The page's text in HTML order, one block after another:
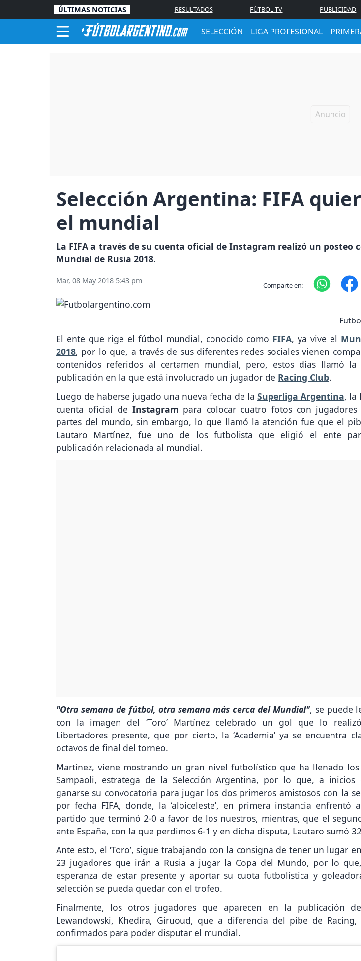
ÚLTIMAS NOTICIAS RESULTADOS FÚTBOL TV PUBLICIDAD
SELECCIÓN LIGA PROFESIONAL
Selección Argentina: FIFA
el mundial
La FIFA a través de su cuenta oficial de Instagram realizó un
Mundial de Rusia 2018.
Mar, 08 May 2018 5:43 pm Comparte en:
El ente que rige el fútbol mundial, conocido como FIFA, ya vive el
2018, por lo que, a través de sus diferentes redes sociales vienen
contenidos referidos al certamen mundial, pero, estos días llamó la
publicación en la que está involucrado un jugador de Racing Club.
Luego de haberse jugado una nueva fecha de la Superliga Argentina, la
cuenta oficial deInstagram para colocar cuatro fotos con
partes del mundo, sin embargo, lo que llamó la atención fue que el
Lautaro Martínez, fue uno de los futbolista que eligió el ente
publicación relacionada al mundial.
"Otra semana de fútbol, otra semana más cerca del Mundial", se puede
con la imagen del ‘Toro’ Martínez celebrado un gol que lo
Libertadores presente, que por cierto, la ‘Academia’ ya se encuentra
octavos de final del torneo.
Martínez, viene mostrando un gran nivel futbolístico que ha llenado los
Sampaoli, estratega de la Selección Argentina, por lo que, a
ganarse su convocatoria para jugar los dos primeros amistosos con la
por fecha FIFA, donde, la ‘albiceleste’, en primera instancia enfrentó
partido que terminó 2-0 a favor de los nuestros, mientras, que el
ante España, con la que perdimos 6-1 y en dicha disputa, Lautaro sumó
Ante esto, el ‘Toro’, sigue trabajando con la consigna de tener un lugar
23 jugadores que irán a Rusia a jugar la Copa del Mundo, por lo
esperanza de estar presente y aportar su cuota futbolística y
selección se pueda quedar con el trofeo.
Finalmente, los otros jugadores que aparecen en la publicación
Lewandowski, Khedira, Giruoud, que a diferencia del pibe de
confirmados para poder disputar el mundial.